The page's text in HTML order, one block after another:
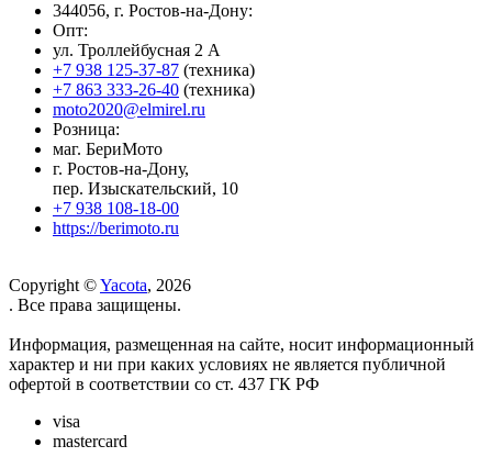
344056, г. Ростов-на-Дону:
Опт:
ул. Троллейбусная 2 А
+7 938 125-37-87 (техника)
+7 863 333-26-40 (техника)
moto2020@elmirel.ru
Розница:
маг. БериМото
г. Ростов-на-Дону,
пер. Изыскательский, 10
+7 938 108-18-00
https://berimoto.ru
Copyright ©Yacota, 2026
. Все права защищены.
Информация, размещенная на сайте, носит информационный
характер и ни при каких условиях не является публичной
офертой в соответствии со ст. 437 ГК РФ
visa
mastercard